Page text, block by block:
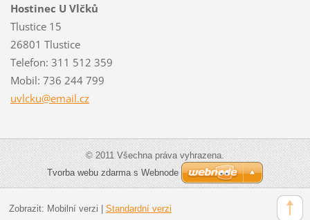
Hostinec U Vlčků
Tlustice 15
26801 Tlustice
Telefon: 311 512 359
Mobil: 736 244 799
uvlcku@email.cz
© 2011 Všechna práva vyhrazena.
Tvorba webu zdarma s Webnode
Zobrazit: Mobilní verzi Standardní verzi